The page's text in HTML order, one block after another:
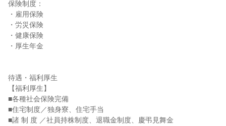
保険制度：
・雇用保険
・労災保険
・健康保険
・厚生年金
待遇・福利厚生
【福利厚生】
■各種社会保険完備
■住宅制度／独身寮、住宅手当
■諸 制 度 ／社員持株制度、退職金制度、慶弔見舞金